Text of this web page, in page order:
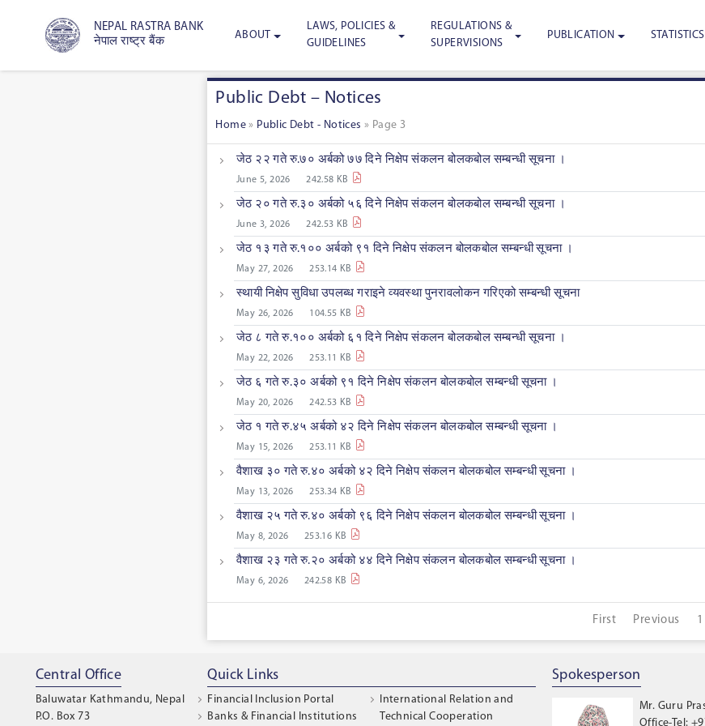
NEPAL RASTRA BANK
नेपाल राष्ट्र बैंक
ABOUT
LAWS, POLICIES &
GUIDELINES
REGULATIONS &
SUPERVISIONS
PUBLICATION STATISTICS
Public Debt – Notices
Home » Public Debt - Notices » Page 3
जेठ २२ गते रु.७० अर्बको ७७ दिने निक्षेप संकलन बोलकबोल सम्बन्धी सूचना ।
June 5, 2026 242.58 KB
जेठ २० गते रु.३० अर्बको ५६ दिने निक्षेप संकलन बोलकबोल सम्बन्धी सूचना ।
June 3, 2026 242.53 KB
जेठ १३ गते रु.१०० अर्बको ९१ दिने निक्षेप संकलन बोलकबोल सम्बन्धी सूचना ।
May 27, 2026 253.14 KB
स्थायी निक्षेप सुविधा उपलब्ध गराइने व्यवस्था पुनरावलोकन गरिएको सम्बन्धी सूचना
May 26, 2026 104.55 KB
जेठ ८ गते रु.१०० अर्बको ६१ दिने निक्षेप संकलन बोलकबोल सम्बन्धी सूचना ।
May 22, 2026 253.11 KB
जेठ ६ गते रु.३० अर्बको ९१ दिने निक्षेप संकलन बोलकबोल सम्बन्धी सूचना ।
May 20, 2026 242.53 KB
जेठ १ गते रु.४५ अर्बको ४२ दिने निक्षेप संकलन बोलकबोल सम्बन्धी सूचना ।
May 15, 2026 253.11 KB
वैशाख ३० गते रु.४० अर्बको ४२ दिने निक्षेप संकलन बोलकबोल सम्बन्धी सूचना ।
May 13, 2026 253.34 KB
वैशाख २५ गते रु.४० अर्बको ९६ दिने निक्षेप संकलन बोलकबोल सम्बन्धी सूचना ।
May 8, 2026 253.16 KB
वैशाख २३ गते रु.२० अर्बको ४४ दिने निक्षेप संकलन बोलकबोल सम्बन्धी सूचना ।
May 6, 2026 242.58 KB
First Previous 1
Central Office
Baluwatar Kathmandu, Nepal
P.O. Box 73
Quick Links
Financial Inclusion Portal
Banks & Financial Institutions
International Relation and
Technical Cooperation
Spokesperson
Mr. Guru
Office-Tel: